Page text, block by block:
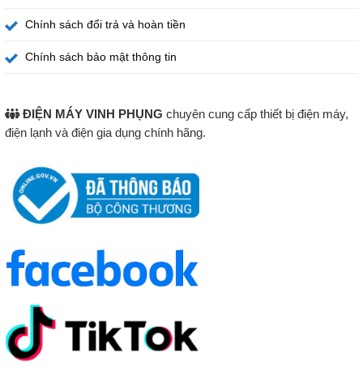
Q-Symphony kết hợp loa thanh
loa thanh hoạt động đồng thời, tạo hiệu ứng âm thanh
Dolby Atmos đa chiều
Chính sách đổi trả và hoàn tiền
Chính sách bảo mật thông tin
ĐIỆN MÁY VINH PHỤNG chuyên cung cấp thiết bị điện máy,
điện lạnh và điện gia dụng chính hãng.